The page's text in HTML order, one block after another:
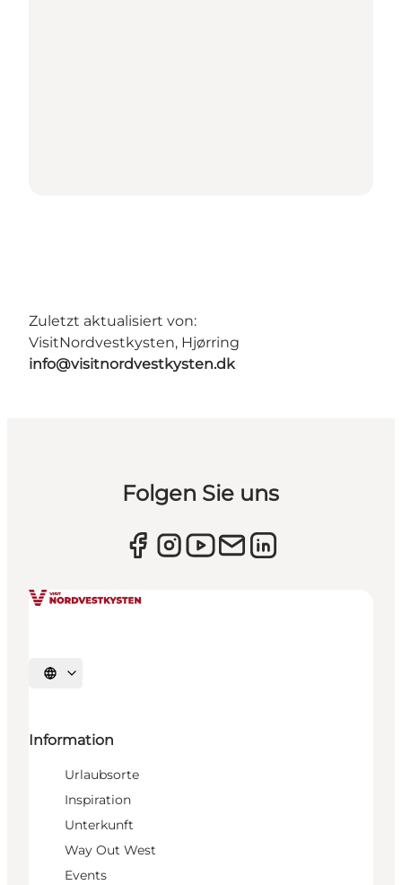
Zuletzt aktualisiert von:
VisitNordvestkysten, Hjørring
info@visitnordvestkysten.dk
Folgen Sie uns
Sprache auswählen
Information
Urlaubsorte
Inspiration
Unterkunft
Way Out West
Events